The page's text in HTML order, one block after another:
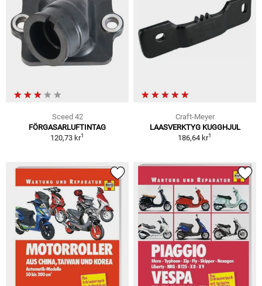
Sceed 42
FÖRGASARLUFTINTAG
120,73 kr1
Craft-Meyer
LAASVERKTYG KUGGHJUL
186,64 kr1